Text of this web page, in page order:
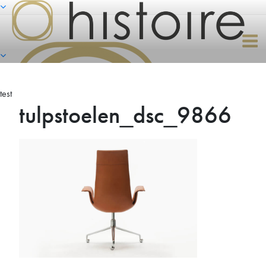
Naar
inhoud
springen
test
tulpstoelen_dsc_9866